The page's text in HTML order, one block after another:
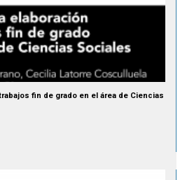
fin de grado en el área de Ciencias